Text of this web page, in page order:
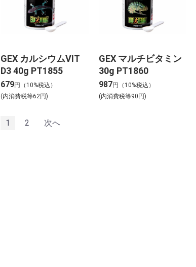
GEX カルシウムVIT
D3 40g PT1855
679円（10%税込）
(内消費税等62円)
GEX マルチビタミン
30g PT1860
987円（10%税込）
(内消費税等90円)
1 2 次へ